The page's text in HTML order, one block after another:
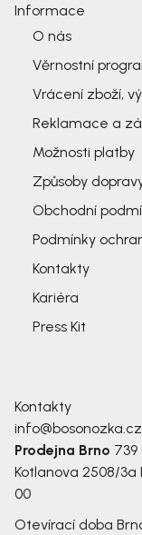
Informace
O nás
Věrnostní
Vrácení zboží,
Reklamace a
Možnosti platby
Způsoby
Obchodní
Podmínky
Kontakty
Kariéra
Press Kit
Kontakty
info@bosonozka.cz
Prodejna Brno 739
Kotlanova 2508/3a
00
Otevírací doba